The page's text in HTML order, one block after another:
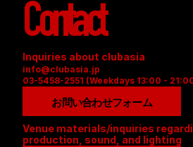
Contact
Inquiries about clubasia
info@clubasia.jp
03-5458-2551 (Weekdays 13:00 -
お問い合わせフォーム
Venue materials/inquiries
production, sound, and lighting